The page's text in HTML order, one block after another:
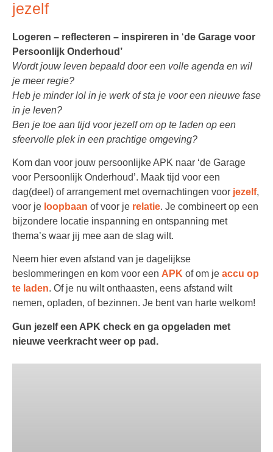
jezelf
Logeren – reflecteren – inspireren in ‘de Garage voor
Persoonlijk Onderhoud’
Wordt jouw leven bepaald door een volle agenda en wil
je meer regie?
Heb je minder lol in je werk of sta je voor een nieuwe fase
in je leven?
Ben je toe aan tijd voor jezelf om op te laden op een
sfeervolle plek in een prachtige omgeving?
Kom dan voor jouw persoonlijke APK naar ‘de Garage
voor Persoonlijk Onderhoud’. Maak tijd voor een
dag(deel) of arrangement met overnachtingen voor jezelf,
voor je loopbaan of voor je relatie. Je combineert op een
bijzondere locatie inspanning en ontspanning met
thema’s waar jij mee aan de slag wilt.
Neem hier even afstand van je dagelijkse
beslommeringen en kom voor een APK of om je accu op
te laden. Of je nu wilt onthaasten, eens afstand wilt
nemen, opladen, of bezinnen. Je bent van harte welkom!
Gun jezelf een APK check en ga opgeladen met
nieuwe veerkracht weer op pad.